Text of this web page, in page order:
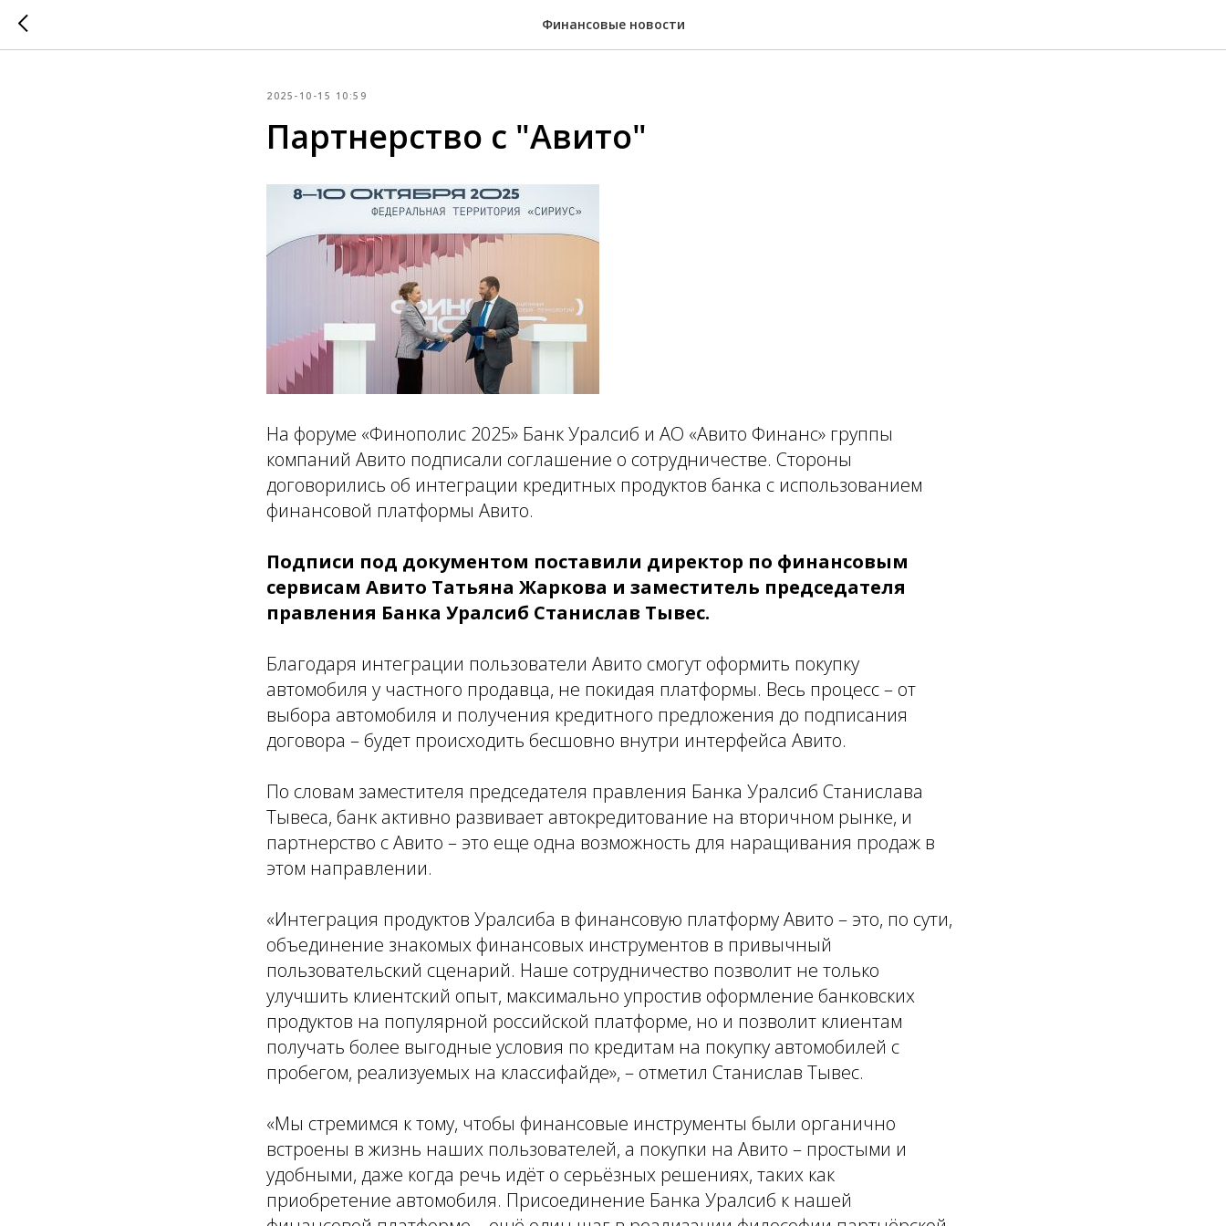
Финансовые новости
2025-10-15 10:59
Партнерство с "Авито"
На форуме «Финополис 2025» Банк Уралсиб и АО «Авито Финанс» группы
компаний Авито подписали соглашение о сотрудничестве. Стороны
договорились об интеграции кредитных продуктов банка с использованием
финансовой платформы Авито.
Подписи под документом поставили директор по финансовым
сервисам Авито Татьяна Жаркова и заместитель председателя
правления Банка Уралсиб Станислав Тывес.
Благодаря интеграции пользователи Авито смогут оформить покупку
автомобиля у частного продавца, не покидая платформы. Весь процесс – от
выбора автомобиля и получения кредитного предложения до подписания
договора – будет происходить бесшовно внутри интерфейса Авито.
По словам заместителя председателя правления Банка Уралсиб Станислава
Тывеса, банк активно развивает автокредитование на вторичном рынке, и
партнерство с Авито – это еще одна возможность для наращивания продаж в
этом направлении.
«Интеграция продуктов Уралсиба в финансовую платформу Авито – это, по сути,
объединение знакомых финансовых инструментов в привычный
пользовательский сценарий. Наше сотрудничество позволит не только
улучшить клиентский опыт, максимально упростив оформление банковских
продуктов на популярной российской платформе, но и позволит клиентам
получать более выгодные условия по кредитам на покупку автомобилей с
пробегом, реализуемых на классифайде», – отметил Станислав Тывес.
«Мы стремимся к тому, чтобы финансовые инструменты были органично
встроены в жизнь наших пользователей, а покупки на Авито – простыми и
удобными, даже когда речь идёт о серьёзных решениях, таких как
приобретение автомобиля. Присоединение Банка Уралсиб к нашей